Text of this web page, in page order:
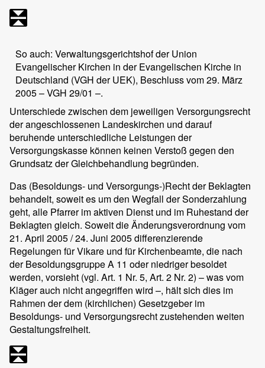
So auch: Verwaltungsgerichtshof der Union
Evangelischer Kirchen in der Evangelischen Kirche in
Deutschland (VGH der UEK), Beschluss vom 29. März
2005 – VGH 29/01 –.
Unterschiede zwischen dem jeweiligen Versorgungsrecht
der angeschlossenen Landeskirchen und darauf
beruhende unterschiedliche Leistungen der
Versorgungskasse können keinen Verstoß gegen den
Grundsatz der Gleichbehandlung begründen.
Das (Besoldungs- und Versorgungs-)Recht der Beklagten
behandelt, soweit es um den Wegfall der Sonderzahlung
geht, alle Pfarrer im aktiven Dienst und im Ruhestand der
Beklagten gleich. Soweit die Änderungsverordnung vom
21. April 2005 / 24. Juni 2005 differenzierende
Regelungen für Vikare und für Kirchenbeamte, die nach
der Besoldungsgruppe A 11 oder niedriger besoldet
werden, vorsieht (vgl. Art. 1 Nr. 5, Art. 2 Nr. 2) – was vom
Kläger auch nicht angegriffen wird –, hält sich dies im
Rahmen der dem (kirchlichen) Gesetzgeber im
Besoldungs- und Versorgungsrecht zustehenden weiten
Gestaltungsfreiheit.